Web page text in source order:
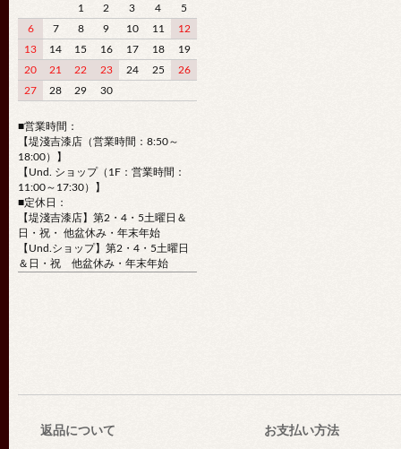
1 2 3 4
5
6
7 8 9 10 11
12
13
14 15 16 17 18
19
20
21 22 23 24 25
26
27
28 29 30
■営業時間：
【堤淺吉漆店（営業時間：8:50～
18:00）】
【Und. ショップ（1F：営業時間：
11:00～17:30）】
■定休日：
【堤淺吉漆店】第2・4・5土曜日＆
日・祝・ 他盆休み・年末年始
【Und.ショップ】第2・4・5土曜日
＆日・祝 他盆休み・年末年始
返品について お支払い方法